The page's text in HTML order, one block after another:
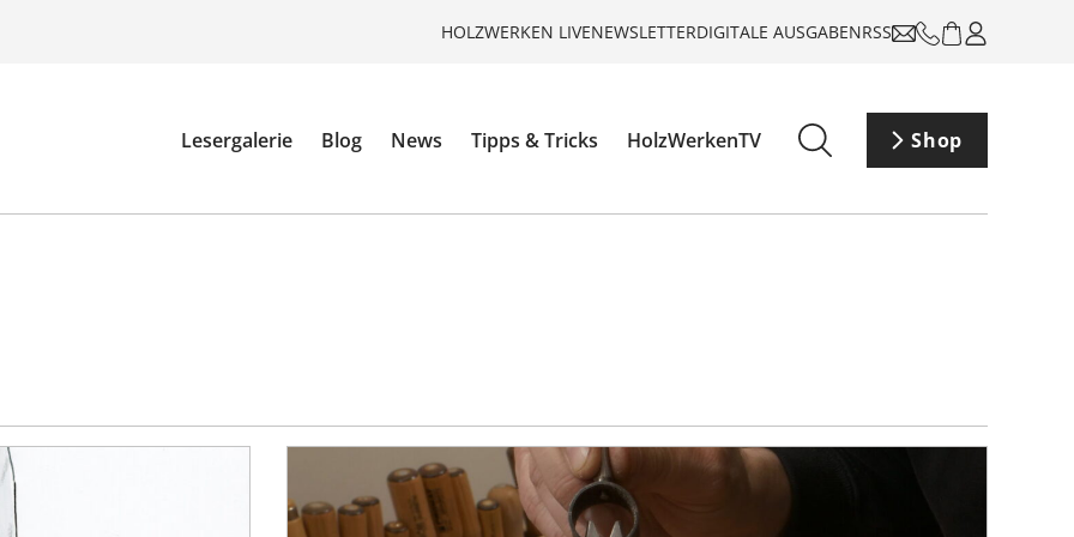
HOLZWERKEN LIVENEWSLETTERDIGITALE AUSGABENRSS
Lesergalerie Blog News Tipps & Tricks HolzWerkenTV Shop